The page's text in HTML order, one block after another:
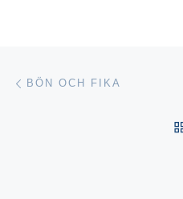
Inläggsnavigering
BÖN OCH FIKA